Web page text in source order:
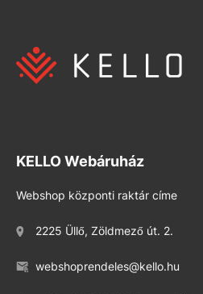
KELLO Webáruház
Webshop központi raktár címe
2225 Üllő, Zöldmező út. 2.
webshoprendeles@kello.hu